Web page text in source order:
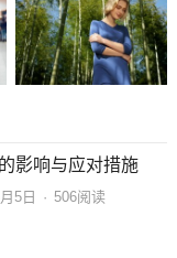
影响与应对措施
5日 · 506阅读